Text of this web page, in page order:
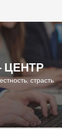
ЦЕНТР
страсть